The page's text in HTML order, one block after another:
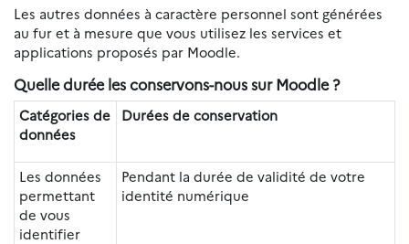
Les autres données à caractère personnel sont générées
au fur et à mesure que vous utilisez les services et
applications proposés par Moodle.
Quelle durée les conservons-nous sur Moodle ?
Catégories de
données
Durées de conservation
Les données
permettant
de vous
identifier
Pendant la durée de validité de votre
identité numérique